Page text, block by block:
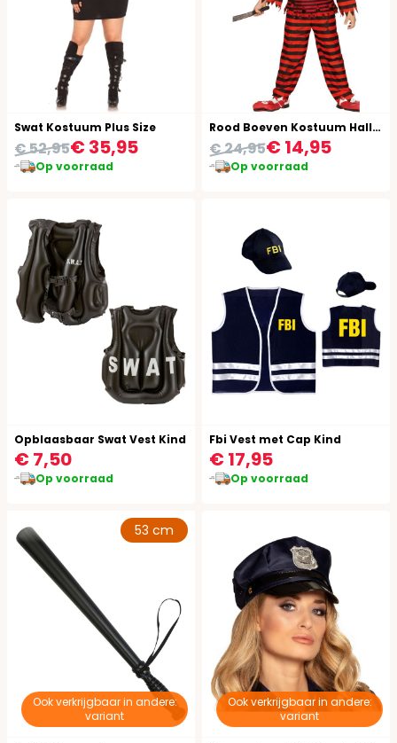
Swat Kostuum Plus Size
€ 35,95
€ 52,95
Op voorraad
Rood Boeven Kostuum Halloween Kinderen
€ 14,95
€ 24,95
Op voorraad
Opblaasbaar Swat Vest Kind
€ 7,50
Op voorraad
Fbi Vest met Cap Kind
€ 17,95
Op voorraad
Ook verkrijgbaar in andere:
variant
53 cm
Ook verkrijgbaar in andere:
variant